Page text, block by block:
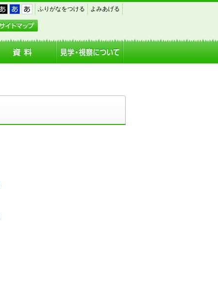
黒 青 白
｜
ふりがなをつける ｜
よみあげる
アクセス